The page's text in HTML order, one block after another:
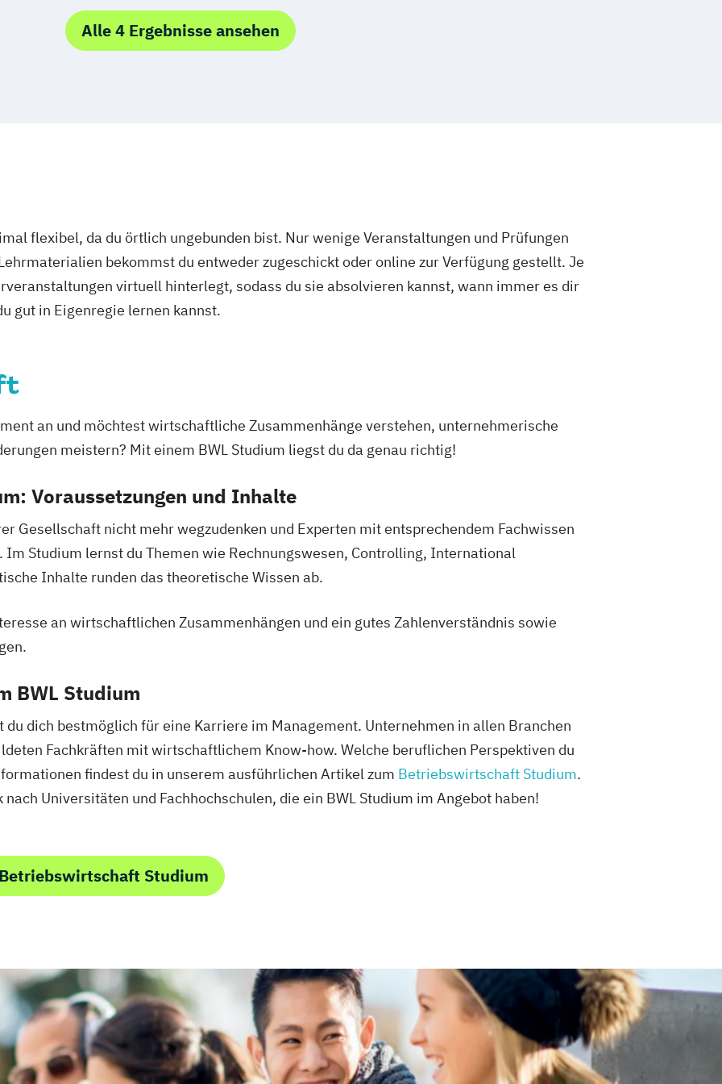
(DE/EN)
Finance
Fintech
in
EN)
Wirtschaftsingenieurwesen
Alle 4 Ergebnisse ansehen
flexibel, da du örtlich ungebunden bist. Nur wenige Veranstaltungen und Prüfungen
bekommst du entweder zugeschickt oder online zur Verfügung gestellt. Je
virtuell hinterlegt, sodass du sie absolvieren kannst, wann immer es dir
gut in Eigenregie lernen kannst.
an und möchtest wirtschaftliche Zusammenhänge verstehen, unternehmerische
meistern? Mit einem BWL Studium liegst du da genau richtig!
Voraussetzungen und Inhalte
Gesellschaft nicht mehr wegzudenken und Experten mit entsprechendem Fachwissen
Studium lernst du Themen wie Rechnungswesen, Controlling, International
Inhalte runden das theoretische Wissen ab.
an wirtschaftlichen Zusammenhängen und ein gutes Zahlenverständnis sowie
BWL Studium
dich bestmöglich für eine Karriere im Management. Unternehmen in allen Branchen
Fachkräften mit wirtschaftlichem Know-how. Welche beruflichen Perspektiven du
findest du in unserem ausführlichen Artikel zum Betriebswirtschaft Studium.
Universitäten und Fachhochschulen, die ein BWL Studium im Angebot haben!
Studium